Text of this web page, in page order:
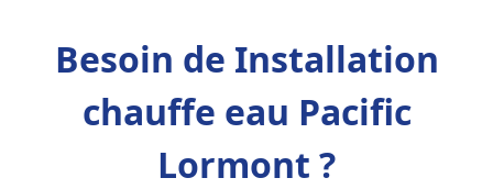
Besoin de Installation
chauffe eau Pacific
Lormont ?